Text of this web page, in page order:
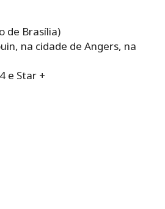
de Brasília)
na cidade de Angers, na
e Star +